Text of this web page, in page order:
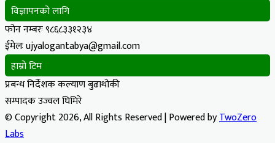
विज्ञापनको लागि
फोन नम्बरः ९८६८३३१२३४
ईमेलः ujyalogantabya@gmail.com
हाम्रो टिम
प्रबन्ध निर्देशक कल्याण बुढाथोकी
सम्पादक उज्वल घिमिरे
© Copyright 2026, All Rights Reserved | Powered byTwoZero
Labs